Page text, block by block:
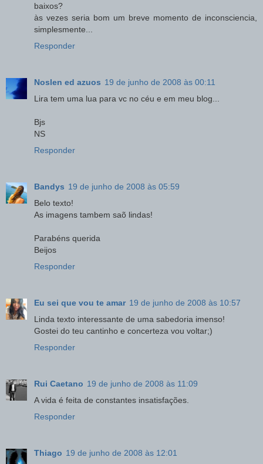
baixos?
às vezes seria bom um breve momento de inconsciencia,
simplesmente...
Responder
Noslen ed azuos 19 de junho de 2008 às 00:11
Lira tem uma lua para vc no céu e em meu blog...
Bjs
NS
Responder
Bandys 19 de junho de 2008 às 05:59
Belo texto!
As imagens tambem saõ lindas!
Parabéns querida
Beijos
Responder
Eu sei que vou te amar 19 de junho de 2008 às 10:57
Linda texto interessante de uma sabedoria imenso!
Gostei do teu cantinho e concerteza vou voltar;)
Responder
Rui Caetano 19 de junho de 2008 às 11:09
A vida é feita de constantes insatisfações.
Responder
Thiago 19 de junho de 2008 às 12:01